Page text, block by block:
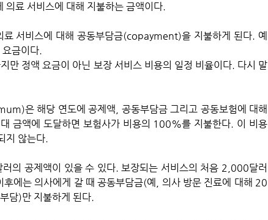
료 서비스에 대해 지불하는 금액이다.
서비스에 대해 공동부담금(copayment)을 지불하게 된다. 예
금이다.
정액 요금이 아닌 보장 서비스 비용의 일정 비율이다. 다시 말
은 해당 연도에 공제액, 공동부담금 그리고 공동보험에 대해
금액에 도달하면 보험사가 비용의 100%를 지불한다. 이 비용
지 않는다.
의 공제액이 있을 수 있다. 보장되는 서비스의 처음 2,000달러
에는 의사에게 갈 때 공동부담금(예, 의사 방문 진료에 대해 20
담)만 지불하게 된다.